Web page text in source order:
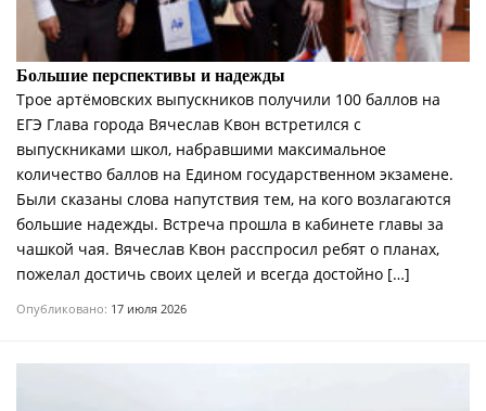
Большие перспективы и надежды
Трое артёмовских выпускников получили 100 баллов на
ЕГЭ Глава города Вячеслав Квон встретился с
выпускниками школ, набравшими максимальное
количество баллов на Едином государственном экзамене.
Были сказаны слова напутствия тем, на кого возлагаются
большие надежды. Встреча прошла в кабинете главы за
чашкой чая. Вячеслав Квон расспросил ребят о планах,
пожелал достичь своих целей и всегда достойно […]
Опубликовано: 17 июля 2026